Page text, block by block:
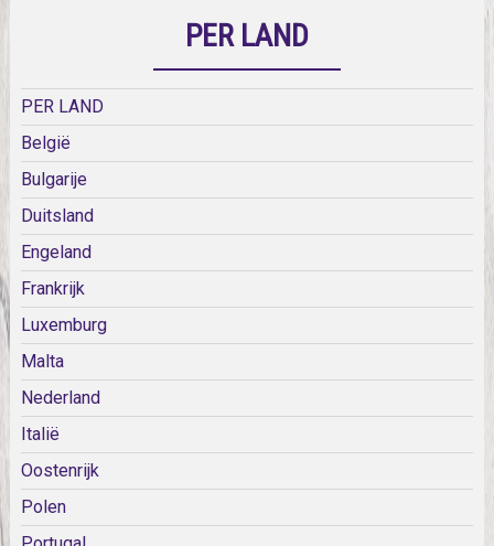
PER LAND
PER LAND
België
Bulgarije
Duitsland
Engeland
Frankrijk
Luxemburg
Malta
Nederland
Italië
Oostenrijk
Polen